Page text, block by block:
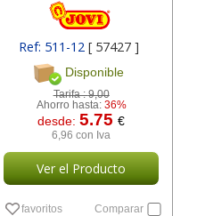
Ref: 511-12 [ 57427 ]
Disponible
Tarifa :9,00
Ahorro hasta: 36%
desde:5.75€
6,96 con Iva
Ver el Producto
favoritos Comparar